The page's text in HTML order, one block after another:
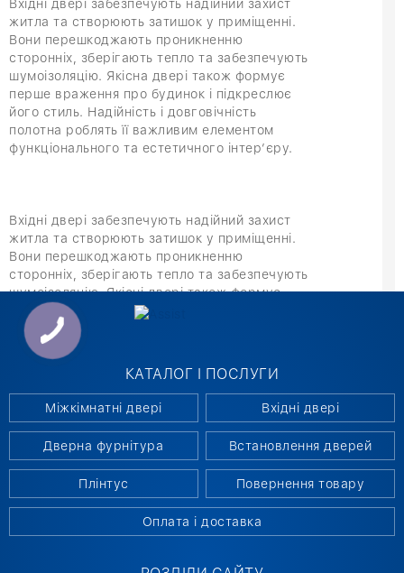
Вхідні двері забезпечують надійний захист
житла та створюють затишок у приміщенні.
Вони перешкоджають проникненню
сторонніх, зберігають тепло та забезпечують
шумоізоляцію. Якісна двері також формує
перше враження про будинок і підкреслює
його стиль. Надійність і довговічність
полотна роблять її важливим елементом
функціонального та естетичного інтер’єру.
Вхідні двері забезпечують надійний захист
житла та створюють затишок у приміщенні.
Вони перешкоджають проникненню
сторонніх, зберігають тепло та забезпечують
шумоізоляцію. Якісні двері також формує
перше враження про будинок і підкреслює
його стиль. Надійність і довговічність
полотна роблять її важливим елементом
ВХІДНІ ДВЕРІ: ХАРАКТЕРИСТИКИ
Сучасні вхідні двері в Києві виробляються з
міцного металу з багатошаровим
наповненням та утеплювачем. Це забезпечує
відмінну тепло- та звукоізоляцію,
довговічність та стійкість до зовнішніх
КАТАЛОГ І ПОСЛУГИ
Міжкімнатні двері Вхідні двері
Дверна фурнітура Встановлення дверей
Плінтус Повернення товару
Оплата і доставка